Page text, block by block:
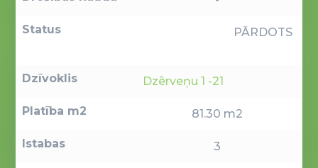
Status PĀRDOTS
Dzīvoklis Dzērveņu 1 -21
Platība m2 81.30 m2
Istabas 3